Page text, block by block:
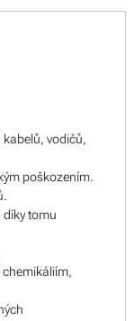
vodičů,
poškozením.
díky tomu
chemikáliím,